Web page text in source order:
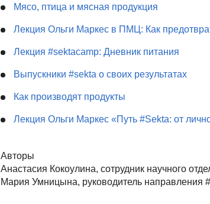
Мясо, птица и мясная продукция
Лекция Ольги Маркес в ПМЦ: Как
Лекция #sektacamp: Дневник питания
Выпускники #sekta о своих результатах
Как производят продукты
Лекция Ольги Маркес «Путь #Sekta: от
Авторы
Анастасия Кокоулина, сотрудник научного
Мария Умницына, руководитель направления